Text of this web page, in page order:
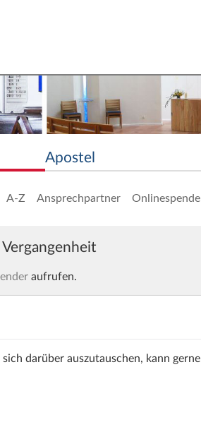
Apostel
A-Z Ansprechpartner Onlinespende
aufrufen.
darüber auszutauschen, kann